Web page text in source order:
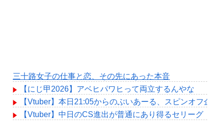
三十路女子の仕事と恋、その先にあった本音
【にじ甲2026】アベヒパワヒって両立するんやな
【Vtuber】本日21:05からのぶいあーる、スピンオフ企
【Vtuber】中日のCS進出が普通にあり得るセリーグ